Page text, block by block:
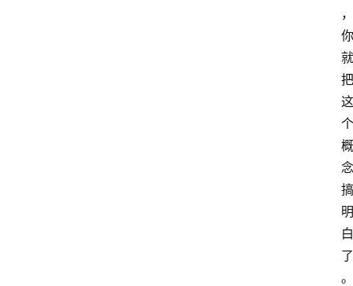
，
你
就
把
这
个
概
念
搞
明
白
了
。